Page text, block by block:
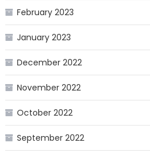
February 2023
January 2023
December 2022
November 2022
October 2022
September 2022